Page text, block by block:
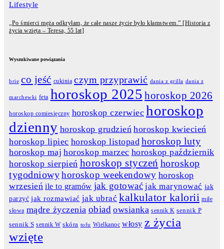
Lifestyle
„Po śmierci męża odkryłam, że całe nasze życie było kłamstwem.” [Historia z
życia wzięta – Teresa, 55 lat]
Wyszukiwane powiązania
brie co jeść cukinia czym przyprawić dania z grilla dania z
marchewki feta horoskop 2025 horoskop 2026
horoskop comiesięczny horoskop czerwiec horoskop
dzienny horoskop grudzień horoskop kwiecień
horoskop lipiec horoskop listopad horoskop luty
horoskop maj horoskop marzec horoskop październik
horoskop sierpień horoskop styczeń horoskop
tygodniowyhoroskop weekendowy horoskop
wrzesień ile to gramów jak gotować jak marynować jak
parzyć jak rozmawiać jak ubrać kalkulator kalorii miłe
słowa mądre życzenia obiad owsianka sennik K sennik P
sennik S sennik W skóra tofu Wielkanoc włosy z życia
wzięte